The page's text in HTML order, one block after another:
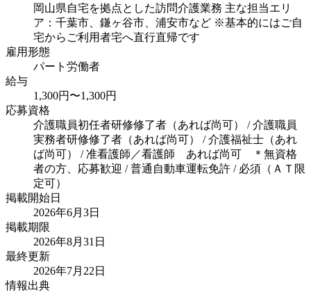
岡山県自宅を拠点とした訪問介護業務 主な担当エリ
ア：千葉市、鎌ヶ谷市、浦安市など ※基本的にはご自
宅からご利用者宅へ直行直帰です
雇用形態
パート労働者
給与
1,300円〜1,300円
応募資格
介護職員初任者研修修了者（あれば尚可） / 介護職員
実務者研修修了者（あれば尚可） / 介護福祉士（あれ
ば尚可） / 准看護師／看護師 あれば尚可 ＊無資格
者の方、応募歓迎 / 普通自動車運転免許 / 必須（ＡＴ限
定可）
掲載開始日
2026年6月3日
掲載期限
2026年8月31日
最終更新
2026年7月22日
情報出典